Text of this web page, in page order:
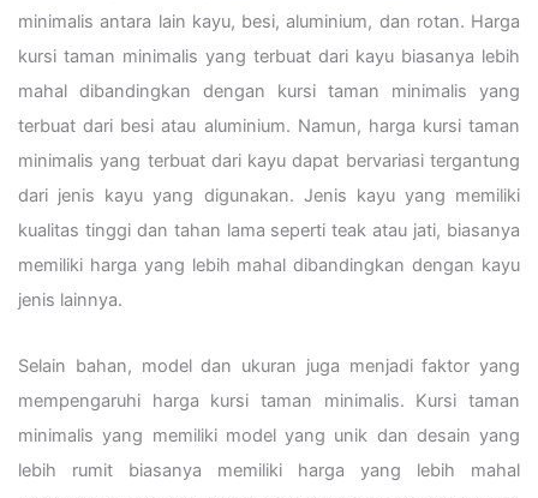
minimalis antara lain kayu, besi, aluminium, dan rotan. Harga
kursi taman minimalis yang terbuat dari kayu biasanya lebih
mahal dibandingkan dengan kursi taman minimalis yang
terbuat dari besi atau aluminium. Namun, harga kursi taman
minimalis yang terbuat dari kayu dapat bervariasi tergantung
dari jenis kayu yang digunakan. Jenis kayu yang memiliki
kualitas tinggi dan tahan lama seperti teak atau jati, biasanya
memiliki harga yang lebih mahal dibandingkan dengan kayu
jenis lainnya.
Selain bahan, model dan ukuran juga menjadi faktor yang
mempengaruhi harga kursi taman minimalis. Kursi taman
minimalis yang memiliki model yang unik dan desain yang
lebih rumit biasanya memiliki harga yang lebih mahal